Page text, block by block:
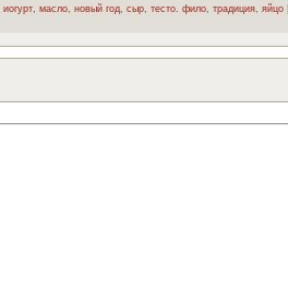
иогурт, масло, новый год, сыр, тесто. фило, традиция, яйцо